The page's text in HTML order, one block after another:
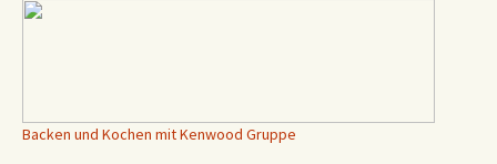
Backen und Kochen mit Kenwood Gruppe